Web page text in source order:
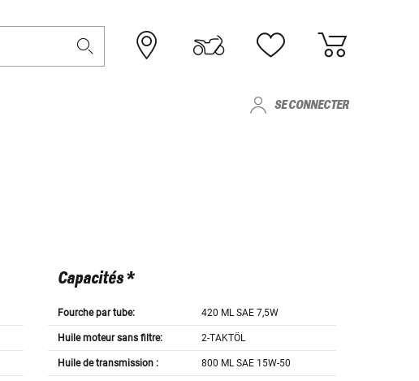
SE CONNECTER
Capacités *
Fourche par tube: 420 ML SAE 7,5W
Huile moteur sans filtre: 2-TAKTÖL
Huile de transmission : 800 ML SAE 15W-50